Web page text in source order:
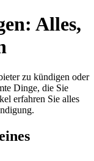
Alles,
zu kündigen oder
Dinge, die Sie
erfahren Sie alles